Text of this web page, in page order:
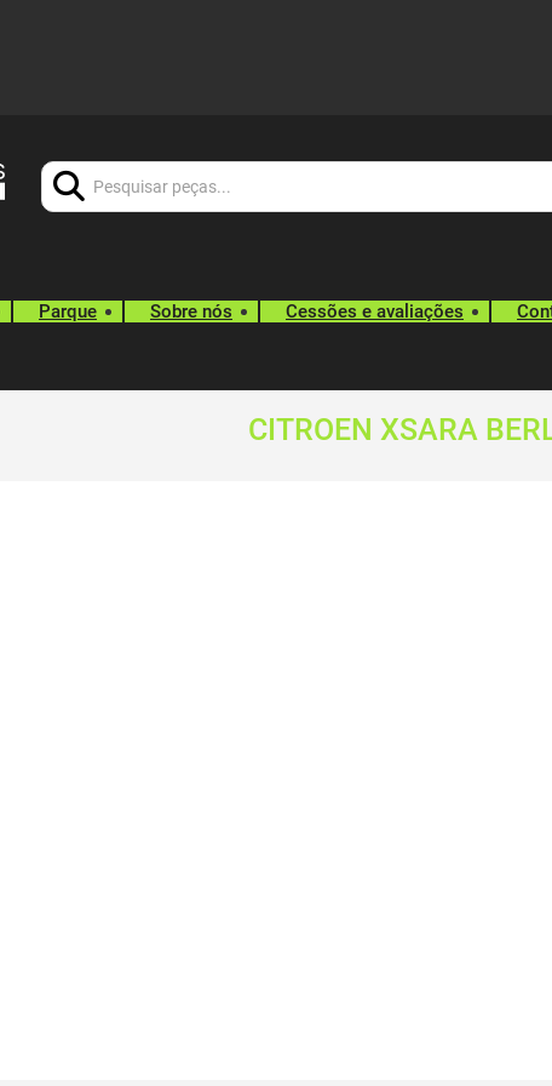
Parque Sobre nós Cessões e avaliações
CITROEN XSARA